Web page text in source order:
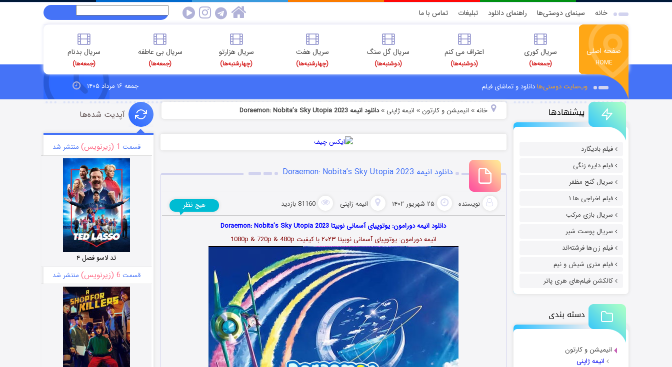
خانه سینمای دوستی‌ها راهنمای دانلود تبلیغات تماس با ما
صفحه اصلی
HOME
سریال کوری
(جمعه‌ها)
اعتراف می کنم
(دوشنبه‌ها)
سریال گل سنگ
(دوشنبه‌ها)
سریال هفت
(چهارشنبه‌ها)
سریال هزارتو
(چهارشنبه‌ها)
سریال بی عاطفه
(جمعه‌ها)
سریال بدنام
(جمعه‌ها)
وب‌سایت دوستی‌هادانلود و تماشای فیلم جمعه ۱۶ مرداد ۱۴۰۵
پیشنهادها
فیلم بادیگارد
فیلم دایره زنگی
سریال گنج مظفر
فیلم اخراجی ها ۱
سریال بازی مرکب
سریال پوست شیر
فیلم زن‌ها فرشته‌اند
فیلم متری شیش و نیم
کالکشن فیلم‌های هری پاتر
دسته بندی
انیمیشن و کارتون
انیمه ژاپنی
خانه» انیمیشن و کارتون » انیمه ژاپنی »دانلود انیمه Doraemon: Nobita’s Sky Utopia 2023
دانلود انیمه Doraemon: Nobita’s Sky Utopia 2023
نویسنده ۲۵ شهریور ۱۴۰۲ انیمه ژاپنی 81160 بازدید هیچ نظر
دانلود انیمه دورامون: یوتوپیای آسمانی نوبیتا Doraemon: Nobita’s Sky Utopia 2023
انیمه دورامون: یوتوپیای آسمانی نوبیتا ۲۰۲۳ با کیفیت 1080p & 720p & 480p
آپدیت شده‌ها
قسمت 1 (زیرنویس) منتشر شد
تد لاسو فصل ۴
قسمت 6 (زیرنویس) منتشر شد